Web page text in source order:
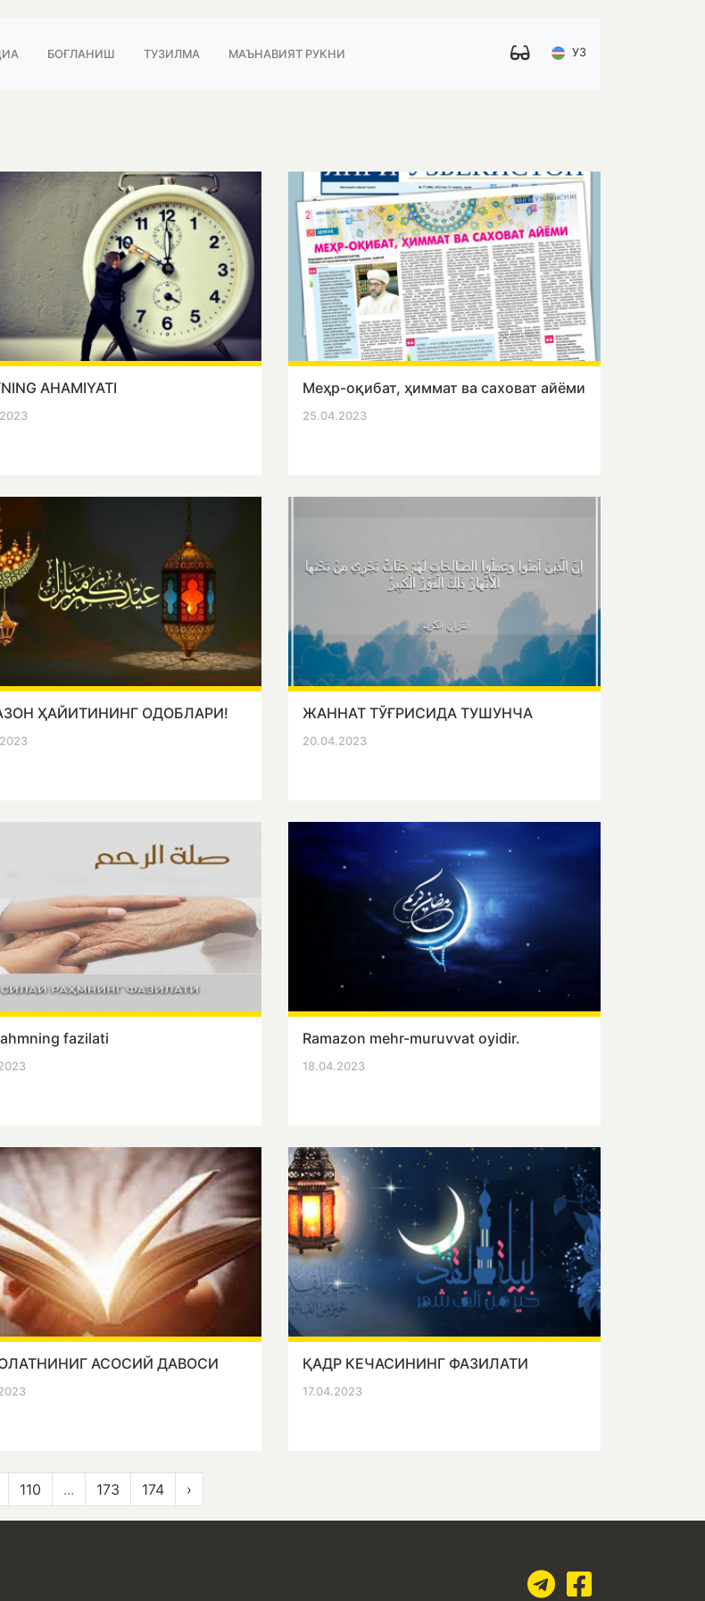
УЗ
БОҒЛАНИШ ТУЗИЛМА МАЪНАВИЯТ РУКНИ
AHAMIYATI Меҳр-оқибат, ҳиммат ва саховат айёми
25.04.2023
ҲАЙИТИНИНГ ОДОБЛАРИ! ЖАННАТ ТЎҒРИСИДА ТУШУНЧА
20.04.2023
fazilati Ramazon mehr-muruvvat oyidir.
18.04.2023
АСОСИЙ ДАВОСИ ҚАДР КЕЧАСИНИНГ ФАЗИЛАТИ
17.04.2023
110 ... 173 174 ›